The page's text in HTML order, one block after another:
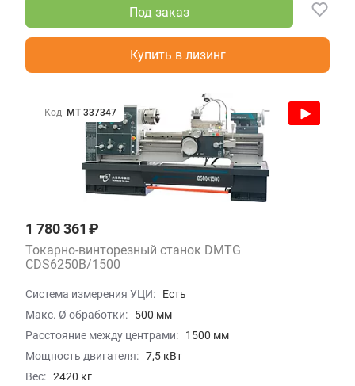
Под заказ
Купить в лизинг
1 780 361 ₽
Токарно-винторезный станок DMTG
CDS6250B/1500
Система измерения УЦИ:
Есть
Макс. Ø обработки:
500 мм
Расстояние между центрами:
1500 мм
Мощность двигателя: 7,5 кВт
Вес: 2420 кг
Код МТ 337347